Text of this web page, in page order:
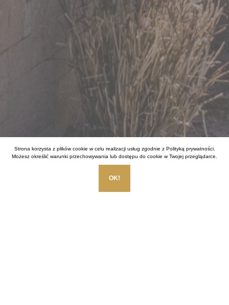
Strona korzysta z plików cookie w celu realizacji usług zgodnie z Polityką prywatności.
Możesz określić warunki przechowywania lub dostępu do cookie w Twojej przeglądarce.
OK!